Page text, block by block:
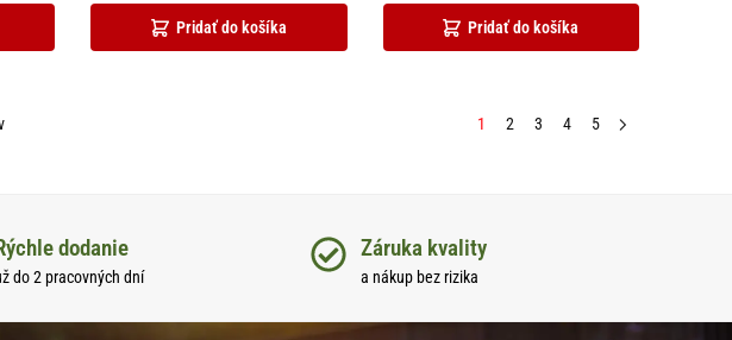
Pridať do košíka Pridať do košíka
1 2 3 4 5
dodanie
do 2 pracovných dní
Záruka kvality
a nákup bez rizika